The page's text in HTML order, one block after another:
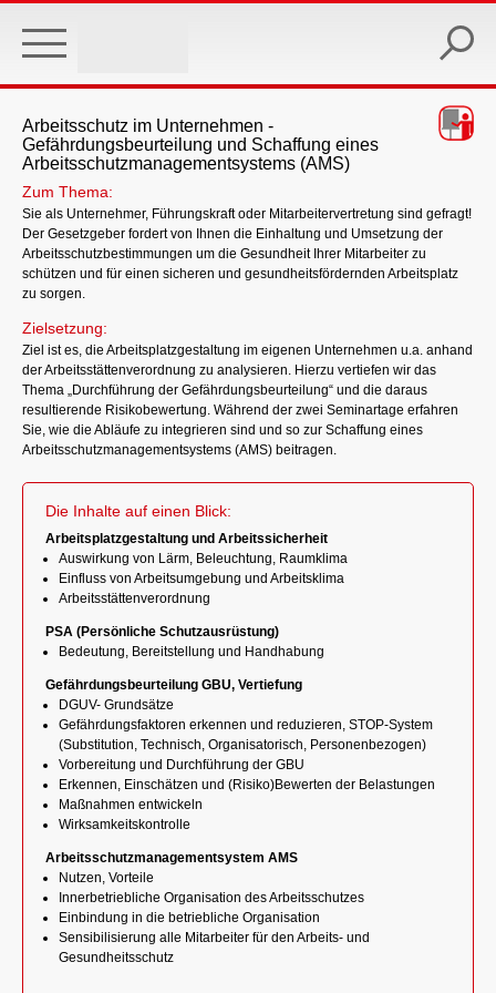
main
Arbeitsschutz im Unternehmen -
Gefährdungsbeurteilung und Schaffung eines
Arbeitsschutzmanagementsystems (AMS)
Zum Thema:
Sie als Unternehmer, Führungskraft oder Mitarbeitervertretung sind gefragt!
Der Gesetzgeber fordert von Ihnen die Einhaltung und Umsetzung der
Arbeitsschutzbestimmungen um die Gesundheit Ihrer Mitarbeiter zu
schützen und für einen sicheren und gesundheitsfördernden Arbeitsplatz
zu sorgen.
Zielsetzung:
Ziel ist es, die Arbeitsplatzgestaltung im eigenen Unternehmen u.a. anhand
der Arbeitsstättenverordnung zu analysieren. Hierzu vertiefen wir das
Thema „Durchführung der Gefährdungsbeurteilung“ und die daraus
resultierende Risikobewertung. Während der zwei Seminartage erfahren
Sie, wie die Abläufe zu integrieren sind und so zur Schaffung eines
Arbeitsschutzmanagementsystems (AMS) beitragen.
Die Inhalte auf einen Blick:
Arbeitsplatzgestaltung und Arbeitssicherheit
Auswirkung von Lärm, Beleuchtung, Raumklima
Einfluss von Arbeitsumgebung und Arbeitsklima
Arbeitsstättenverordnung
PSA (Persönliche Schutzausrüstung)
Bedeutung, Bereitstellung und Handhabung
Gefährdungsbeurteilung GBU, Vertiefung
DGUV- Grundsätze
Gefährdungsfaktoren erkennen und reduzieren, STOP-System
(Substitution, Technisch, Organisatorisch, Personenbezogen)
Vorbereitung und Durchführung der GBU
Erkennen, Einschätzen und (Risiko)Bewerten der Belastungen
Maßnahmen entwickeln
Wirksamkeitskontrolle
Arbeitsschutzmanagementsystem AMS
Nutzen, Vorteile
Innerbetriebliche Organisation des Arbeitsschutzes
Einbindung in die betriebliche Organisation
Sensibilisierung alle Mitarbeiter für den Arbeits- und
Gesundheitsschutz